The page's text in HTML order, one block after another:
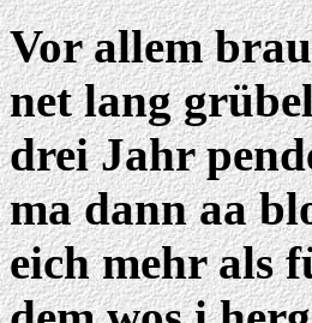
Vor allem
net lang
drei Jahr
ma dann aa
eich mehr als